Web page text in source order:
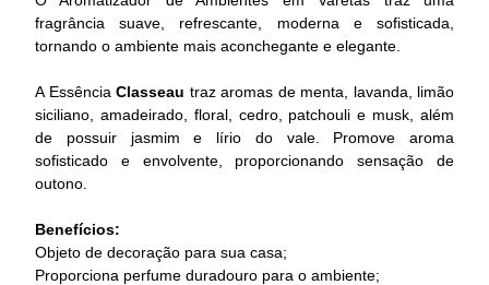
fragrância suave, refrescante, moderna e sofisticada,
tornando o ambiente mais aconchegante e elegante.
A Essência Classeau traz aromas de menta, lavanda, limão
siciliano, amadeirado, floral, cedro, patchouli e musk, além
de possuir jasmim e lírio do vale. Promove aroma
sofisticado e envolvente, proporcionando sensação de
outono.
Benefícios:
Objeto de decoração para sua casa;
Proporciona perfume duradouro para o ambiente;